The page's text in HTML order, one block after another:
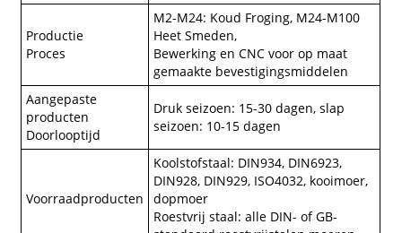
Productie
Proces
M2-M24: Koud Froging, M24-M100
Heet Smeden,
Bewerking en CNC voor op maat
gemaakte bevestigingsmiddelen
Aangepaste
producten
Doorlooptijd
Druk seizoen: 15-30 dagen, slap
seizoen: 10-15 dagen
Voorraadproducten
Koolstofstaal: DIN934, DIN6923,
DIN928, DIN929, ISO4032, kooimoer,
dopmoer
Roestvrij staal: alle DIN- of GB-